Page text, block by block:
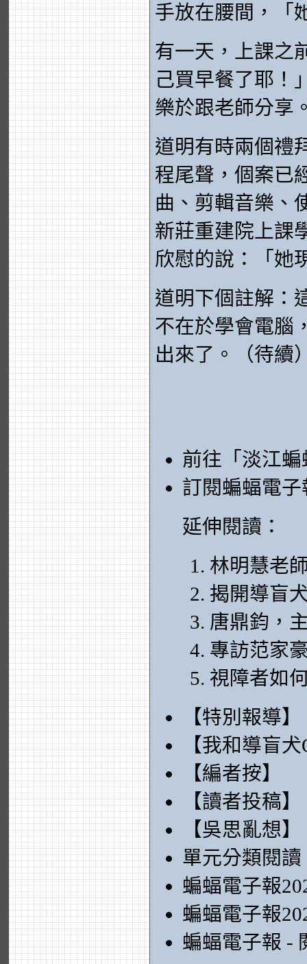
手放在腰間，「
有一天，上課之
己買早餐了耶！
樂於跟老師分享
道明有時兩個禮
程尾聲，個案已
曲、剪輯音樂
新莊重建院上課
欣慰的說：「她
道明下個註解：
不在於學會電腦
出來了。（待續
前往「淡江
訂閱蝙蝠電子
延伸閱讀：
林明慧老
揭開導盲
唐鼎鈞，
專訪范家
視障者如
【特別報導】
【我和導盲
【編者按】
【讀者投稿】
【吳思亂想】
單元分類閱讀
蝙蝠電子報
蝙蝠電子報
蝙蝠電子報 -